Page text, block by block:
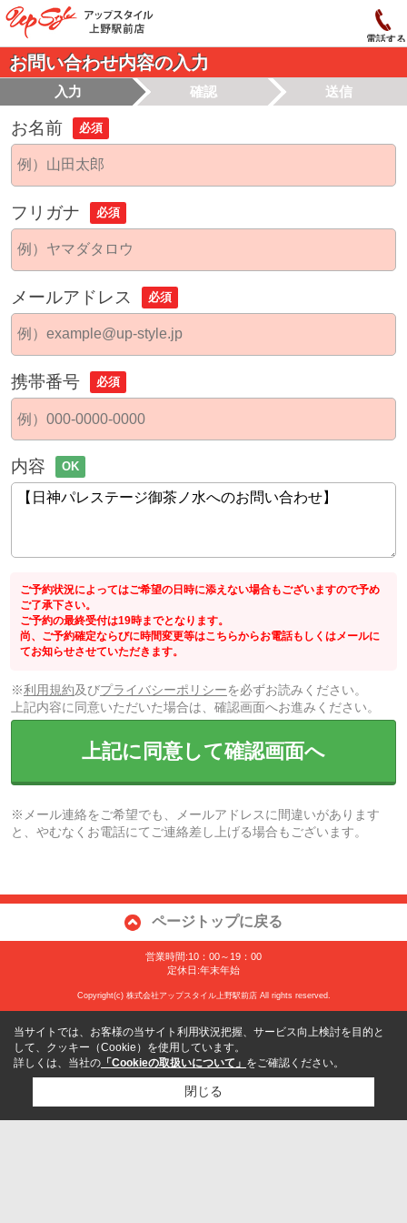
電話する
お問い合わせ内容の入力
入力 確認 送信
お名前 必須
フリガナ 必須
メールアドレス 必須
携帯番号 必須
内容 OK
ご予約状況によってはご希望の日時に添えない場合もございますので予め
ご了承下さい。
ご予約の最終受付は19時までとなります。
尚、ご予約確定ならびに時間変更等はこちらからお電話もしくはメールに
てお知らせさせていただきます。
※利用規約及びプライバシーポリシーを必ずお読みください。
上記内容に同意いただいた場合は、確認画面へお進みください。
上記に同意して確認画面へ
※メール連絡をご希望でも、メールアドレスに間違いがあります
と、やむなくお電話にてご連絡差し上げる場合もございます。
ページトップに戻る
営業時間:10：00～19：00
定休日:年末年始
Copyright(c) 株式会社アップスタイル上野駅前店 All rights reserved.
当サイトでは、お客様の当サイト利用状況把握、サービス向上検討を目的と
して、クッキー（Cookie）を使用しています。
詳しくは、当社の 「Cookieの取扱いについて」 をご確認ください。
閉じる